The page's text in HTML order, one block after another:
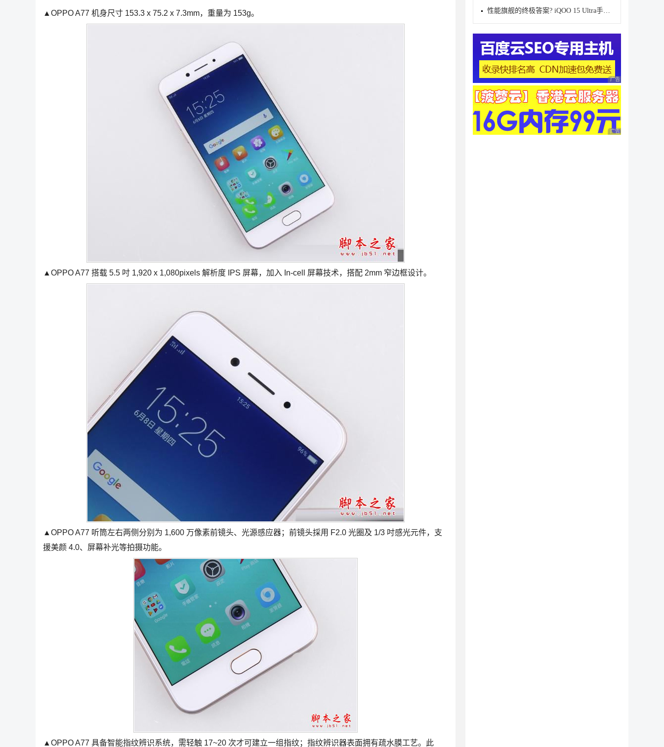
▲OPPO A77 机身尺寸 153.3 x 75.2 x 7.3mm，重量为 153g。
▲OPPO A77 搭载 5.5 吋 1,920 x 1,080pixels 解析度 IPS 屏幕，加入 In-cell 屏幕技术，搭配 2mm 窄边框设计。
▲OPPO A77 听筒左右两侧分别为 1,600 万像素前镜头、光源感应器；前镜头採用 F2.0 光圈及 1/3 吋感光元件，支
援美颜 4.0、屏幕补光等拍摄功能。
▲OPPO A77 具备智能指纹辨识系统，需轻触 17~20 次才可建立一组指纹；指纹辨识器表面拥有疏水膜工艺。此
性能旗舰的终极答案? iQOO 15 Ultra手机全面评测
广告 商业广告，理性
广告 商业广告，理性